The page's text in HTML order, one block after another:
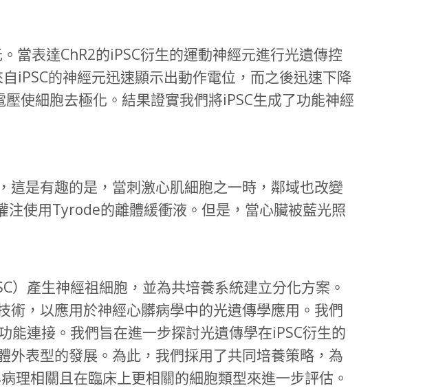
表達ChR2的iPSC衍生的運動神經元進行光遺傳控
iPSC的神經元迅速顯示出動作電位，而之後迅速下降
使細胞去極化。結果證實我們將iPSC生成了功能神經
是有趣的是，當刺激心肌細胞之一時，鄰域也改變
注使用Tyrode的離體緩衝液。但是，當心臟被藍光照
產生神經祖細胞，並為共培養系統建立分化方案。
，以應用於神經心髒病學中的光遺傳學應用。我們
能連接。我們旨在進一步探討光遺傳學在iPSC衍生的
表型的發展。為此，我們採用了共同培養策略，為
理相關且在臨床上更相關的細胞類型來進一步評估。